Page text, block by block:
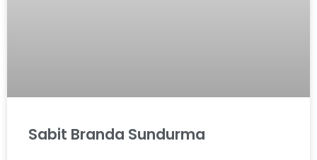
Sabit Branda Sundurma